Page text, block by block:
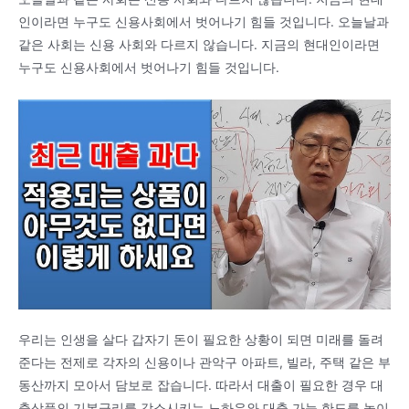
인이라면 누구도 신용사회에서 벗어나기 힘들 것입니다. 오늘날과
같은 사회는 신용 사회와 다르지 않습니다. 지금의 현대인이라면
누구도 신용사회에서 벗어나기 힘들 것입니다.
우리는 인생을 살다 갑자기 돈이 필요한 상황이 되면 미래를 돌려
준다는 전제로 각자의 신용이나 관악구 아파트, 빌라, 주택 같은 부
동산까지 모아서 담보로 잡습니다. 따라서 대출이 필요한 경우 대